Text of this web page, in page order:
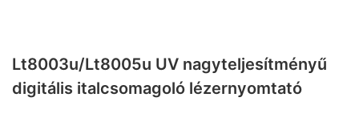
Lt8003u/Lt8005u UV nagyteljesítményű
digitális italcsomagoló lézernyomtató